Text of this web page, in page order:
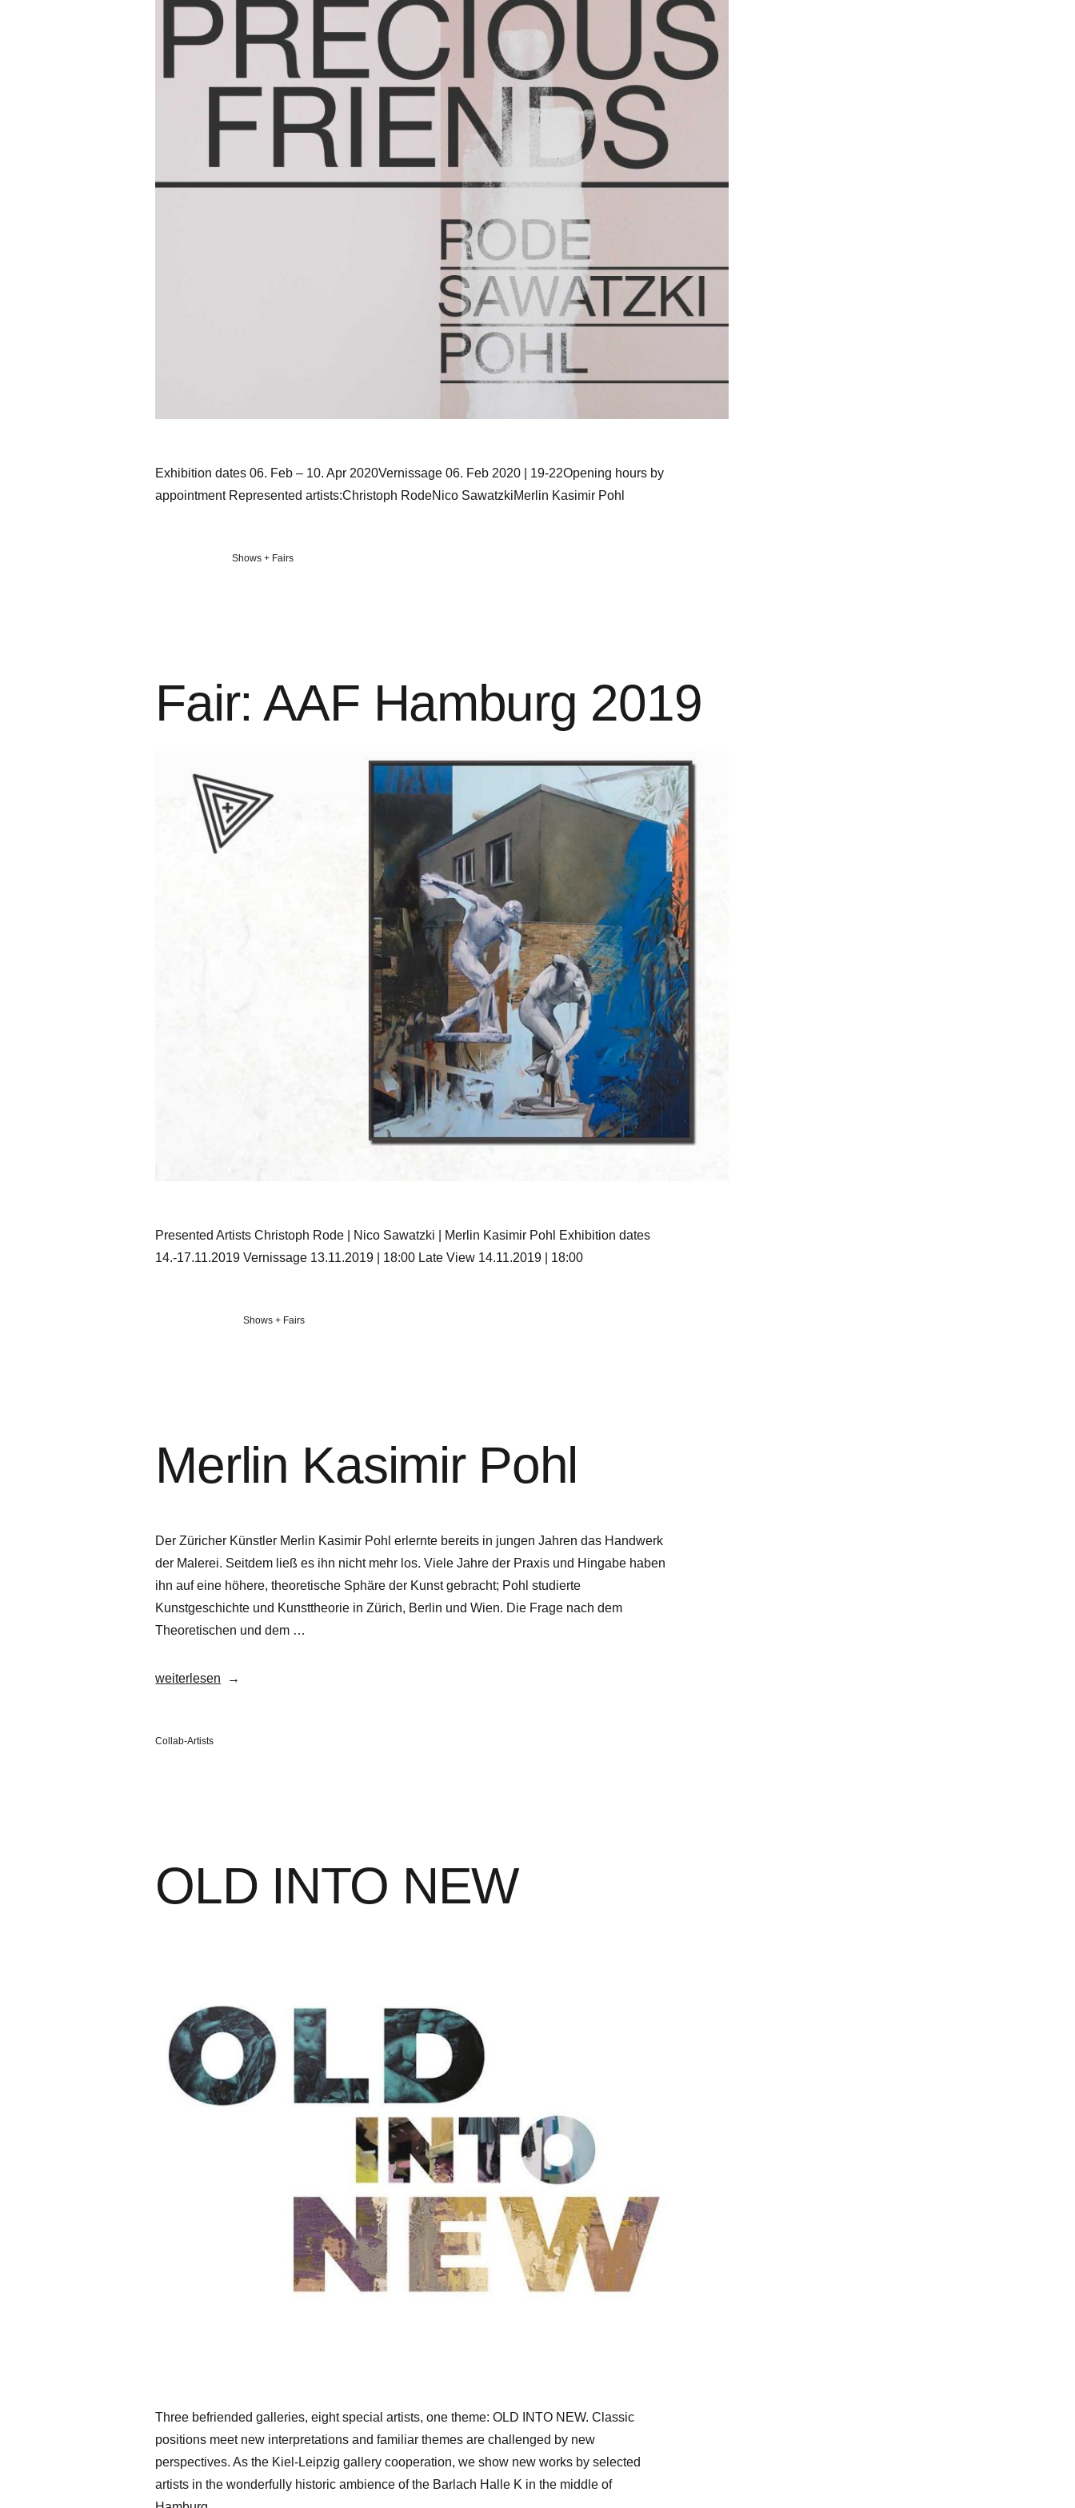
Exhibition dates 06. Feb – 10. Apr 2020Vernissage 06. Feb 2020 | 19-22Opening hours by
appointment Represented artists:Christoph RodeNico SawatzkiMerlin Kasimir Pohl
Veröffentlicht
Shows + Fairs
Fair: AAF Hamburg 2019
Presented Artists Christoph Rode | Nico Sawatzki | Merlin Kasimir Pohl Exhibition dates
14.-17.11.2019 Vernissage 13.11.2019 | 18:00 Late View 14.11.2019 | 18:00
Veröffentlicht
Shows + Fairs
Merlin Kasimir Pohl
Der Züricher Künstler Merlin Kasimir Pohl erlernte bereits in jungen Jahren das Handwerk
der Malerei. Seitdem ließ es ihn nicht mehr los. Viele Jahre der Praxis und Hingabe haben
ihn auf eine höhere, theoretische Sphäre der Kunst gebracht; Pohl studierte
Kunstgeschichte und Kunsttheorie in Zürich, Berlin und Wien. Die Frage nach dem
Theoretischen und dem …
„Merlin
weiterlesen
Veröffentlicht
Collab-Artists
OLD INTO NEW
Three befriended galleries, eight special artists, one theme: OLD INTO NEW. Classic
positions meet new interpretations and familiar themes are challenged by new
perspectives. As the Kiel-Leipzig gallery cooperation, we show new works by selected
artists in the wonderfully historic ambience of the Barlach Halle K in the middle of